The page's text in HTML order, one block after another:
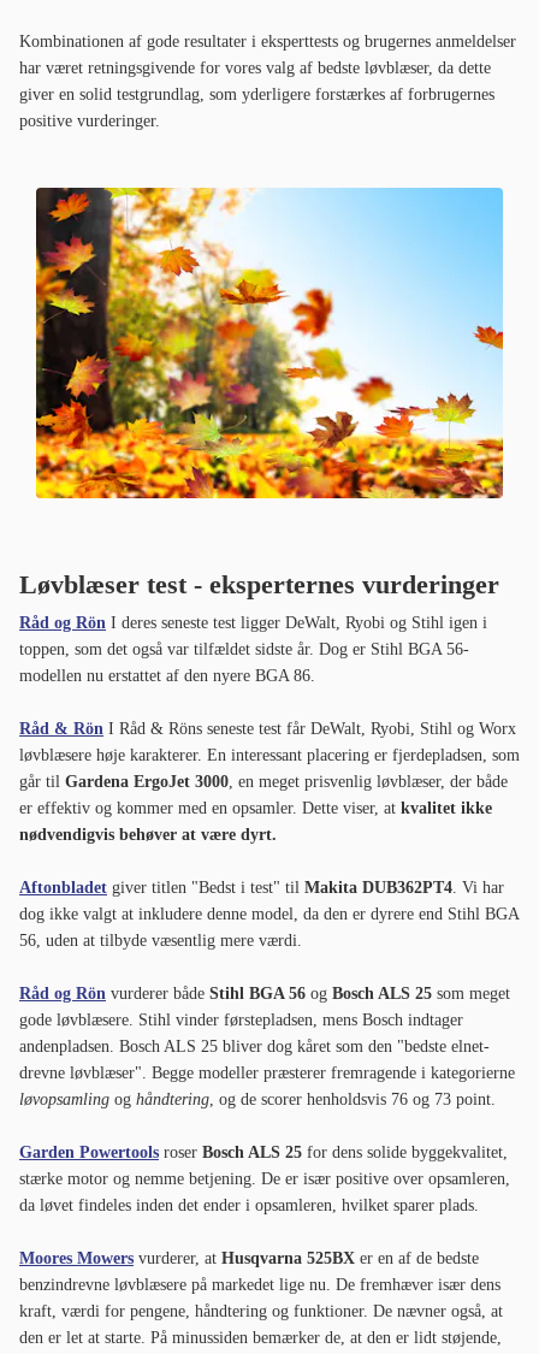
Kombinationen af gode resultater i eksperttests og brugernes anmeldelser
har været retningsgivende for vores valg af bedste løvblæser, da dette
giver en solid testgrundlag, som yderligere forstærkes af forbrugernes
positive vurderinger.
Løvblæser test - eksperternes vurderinger
Råd og Rön I deres seneste test ligger DeWalt, Ryobi og Stihl igen i
toppen, som det også var tilfældet sidste år. Dog er Stihl BGA 56-
modellen nu erstattet af den nyere BGA 86.
Råd & Rön I Råd & Röns seneste test får DeWalt, Ryobi, Stihl og Worx
løvblæsere høje karakterer. En interessant placering er fjerdepladsen, som
går til Gardena ErgoJet 3000, en meget prisvenlig løvblæser, der både
er effektiv og kommer med en opsamler. Dette viser, at kvalitet ikke
nødvendigvis behøver at være dyrt.
Aftonbladet giver titlen "Bedst i test" til Makita DUB362PT4. Vi har
dog ikke valgt at inkludere denne model, da den er dyrere end Stihl BGA
56, uden at tilbyde væsentlig mere værdi.
Råd og Rön vurderer både Stihl BGA 56 og Bosch ALS 25 som meget
gode løvblæsere. Stihl vinder førstepladsen, mens Bosch indtager
andenpladsen. Bosch ALS 25 bliver dog kåret som den "bedste elnet-
drevne løvblæser". Begge modeller præsterer fremragende i kategorierne
løvopsamling og håndtering, og de scorer henholdsvis 76 og 73 point.
Garden Powertools roser Bosch ALS 25 for dens solide byggekvalitet,
stærke motor og nemme betjening. De er især positive over opsamleren,
da løvet findeles inden det ender i opsamleren, hvilket sparer plads.
Moores Mowers vurderer, at Husqvarna 525BX er en af de bedste
benzindrevne løvblæsere på markedet lige nu. De fremhæver især dens
kraft, værdi for pengene, håndtering og funktioner. De nævner også, at
den er let at starte. På minussiden bemærker de, at den er lidt støjende,